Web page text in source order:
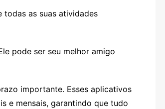
todas as suas atividades
pode ser seu melhor amigo
importante. Esses aplicativos
e mensais, garantindo que tudo